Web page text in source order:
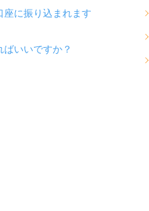
に振り込まれます
いいですか？